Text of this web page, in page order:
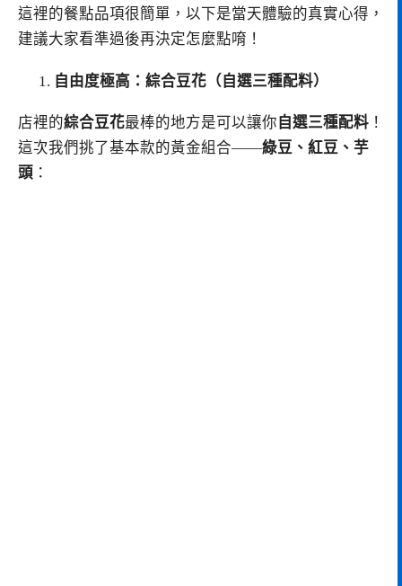
這裡的餐點品項很簡單，以下是當天體驗的真實心得，
建議大家看準過後再決定怎麼點唷！
自由度極高：綜合豆花（自選三種配料）
店裡的綜合豆花最棒的地方是可以讓你 自選三種配料 ！
這次我們挑了基本款的黃金組合——綠豆、紅豆、芋
頭 ：